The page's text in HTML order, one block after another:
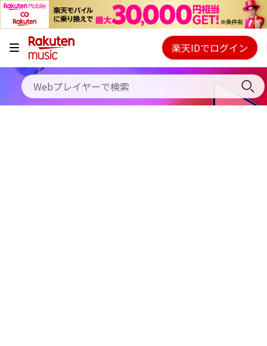
キャンペーン
料金プラン
使い方
Webプレイヤー
ご契約内容の確認・変更
楽天IDでログイン